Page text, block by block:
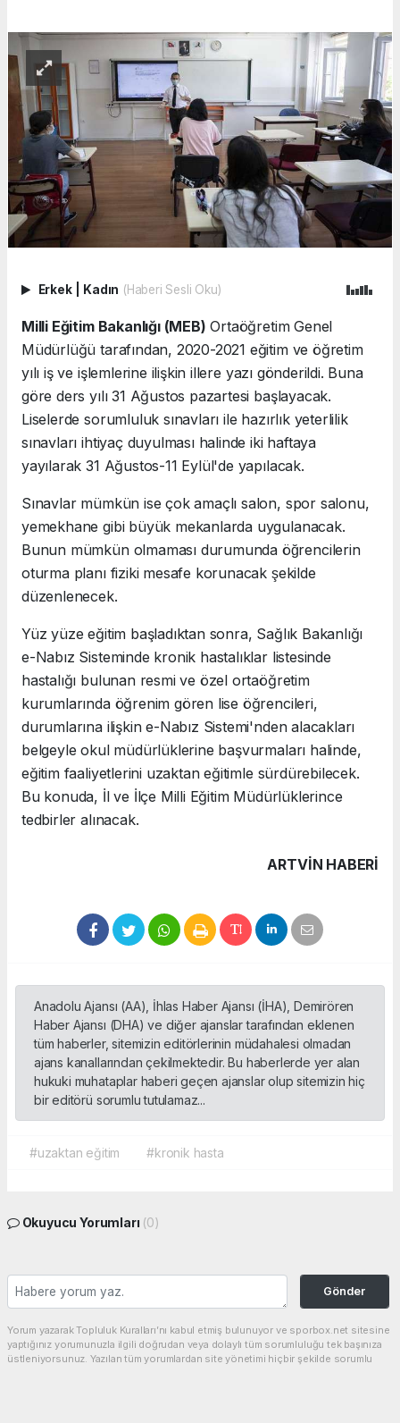
Erkek Kadın (Haberi Sesli Oku)
Milli Eğitim Bakanlığı (MEB) Ortaöğretim Genel
Müdürlüğü tarafından, 2020-2021 eğitim ve öğretim
yılı iş ve işlemlerine ilişkin illere yazı gönderildi. Buna
göre ders yılı 31 Ağustos pazartesi başlayacak.
Liselerde sorumluluk sınavları ile hazırlık yeterlilik
sınavları ihtiyaç duyulması halinde iki haftaya
yayılarak 31 Ağustos-11 Eylül'de yapılacak.
Sınavlar mümkün ise çok amaçlı salon, spor salonu,
yemekhane gibi büyük mekanlarda uygulanacak.
Bunun mümkün olmaması durumunda öğrencilerin
oturma planı fiziki mesafe korunacak şekilde
düzenlenecek.
Yüz yüze eğitim başladıktan sonra, Sağlık Bakanlığı
e-Nabız Sisteminde kronik hastalıklar listesinde
hastalığı bulunan resmi ve özel ortaöğretim
kurumlarında öğrenim gören lise öğrencileri,
durumlarına ilişkin e-Nabız Sistemi'nden alacakları
belgeyle okul müdürlüklerine başvurmaları halinde,
eğitim faaliyetlerini uzaktan eğitimle sürdürebilecek.
Bu konuda, İl ve İlçe Milli Eğitim Müdürlüklerince
tedbirler alınacak.
ARTVIN HABERİ
Anadolu Ajansı (AA), İhlas Haber Ajansı (İHA), Demirören
Haber Ajansı (DHA) ve diğer ajanslar tarafından eklenen
tüm haberler, sitemizin editörlerinin müdahalesi olmadan
ajans kanallarından çekilmektedir. Bu haberlerde yer alan
hukuki muhataplar haberi geçen ajanslar olup sitemizin hiç
bir editörü sorumlu tutulamaz...
#uzaktan eğitim #kronik hasta
Okuyucu Yorumları (0)
Gönder
Yorum yazarak Topluluk Kuralları’nı kabul etmiş bulunuyor ve sporbox.net sitesine
yaptığınız yorumunuzla ilgili doğrudan veya dolaylı tüm sorumluluğu tek başınıza
üstleniyorsunuz. Yazılan tüm yorumlardan site yönetimi hiçbir şekilde sorumlu